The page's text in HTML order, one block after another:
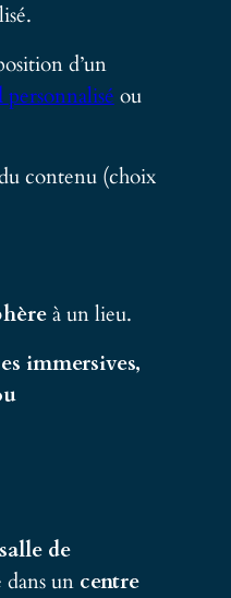
d’un
personnalisé ou
contenu (choix
à un lieu.
immersives,
salle de
un centre